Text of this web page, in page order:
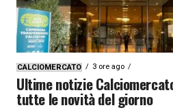
CALCIOMERCATO 3 ore ago
Ultime notizie
tutte le novità del giorno